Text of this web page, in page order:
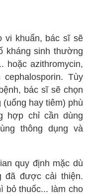
vi khuẩn, bác sĩ sẽ
kháng sinh thường
hoặc azithromycin,
Tùy
bác sĩ sẽ chọn
hay tiêm) phù
hợp chỉ cần dùng
thông dụng và
quy định mặc dù
đã được cải thiện.
bỏ thuốc... làm cho